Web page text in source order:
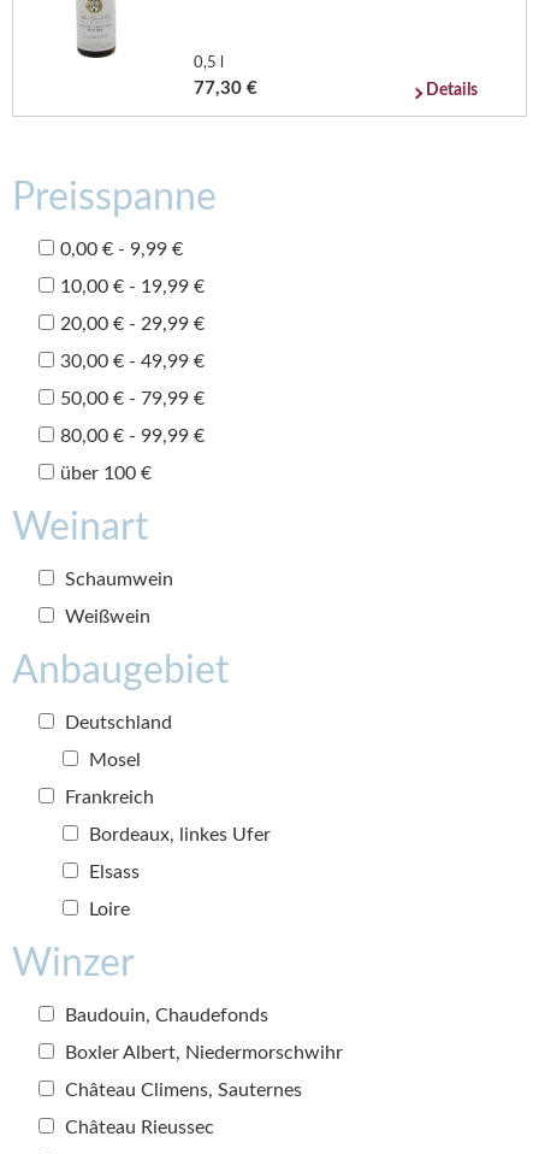
0,5 l
77,30 € Details
Preisspanne
0,00 € - 9,99 €
10,00 € - 19,99 €
20,00 € - 29,99 €
30,00 € - 49,99 €
50,00 € - 79,99 €
80,00 € - 99,99 €
über 100 €
Weinart
Schaumwein
Weißwein
Anbaugebiet
Deutschland
Mosel
Frankreich
Bordeaux, linkes Ufer
Elsass
Loire
Winzer
Baudouin, Chaudefonds
Boxler Albert, Niedermorschwihr
Château Climens, Sauternes
Château Rieussec